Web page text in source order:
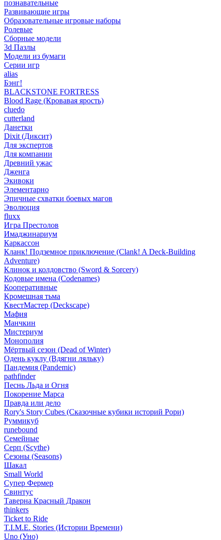
познавательные
Развивающие игры
Образовательные игровые наборы
Ролевые
Сборные модели
3d Пазлы
Модели из бумаги
Серии игр
alias
Бэнг!
BLACKSTONE FORTRESS
Blood Rage (Кровавая ярость)
cluedo
cutterland
Данетки
Dixit (Диксит)
Для экспертов
Для компании
Древний ужас
Дженга
Экивоки
Элементарно
Эпичные схватки боевых магов
Эволюция
fluxx
Игра Престолов
Имаджинариум
Каркассон
Кланк! Подземное приключение (Clank! A Deck-Building
Adventure)
Клинок и колдовство (Sword & Sorcery)
Кодовые имена (Codenames)
Кооперативные
Кромешная тьма
КвестМастер (Deckscape)
Мафия
Манчкин
Мистериум
Монополия
Мёртвый сезон (Dead of Winter)
Одень куклу (Вдягни ляльку)
Пандемия (Pandemic)
pathfinder
Песнь Льда и Огня
Покорение Марса
Правда или дело
Rory's Story Cubes (Сказочные кубики историй Рори)
Руммикуб
runebound
Семейные
Серп (Scythe)
Сезоны (Seasons)
Шакал
Small World
Супер Фермер
Свинтус
Таверна Красный Дракон
thinkers
Ticket to Ride
T.I.M.E. Stories (Истории Времени)
Uno (Уно)